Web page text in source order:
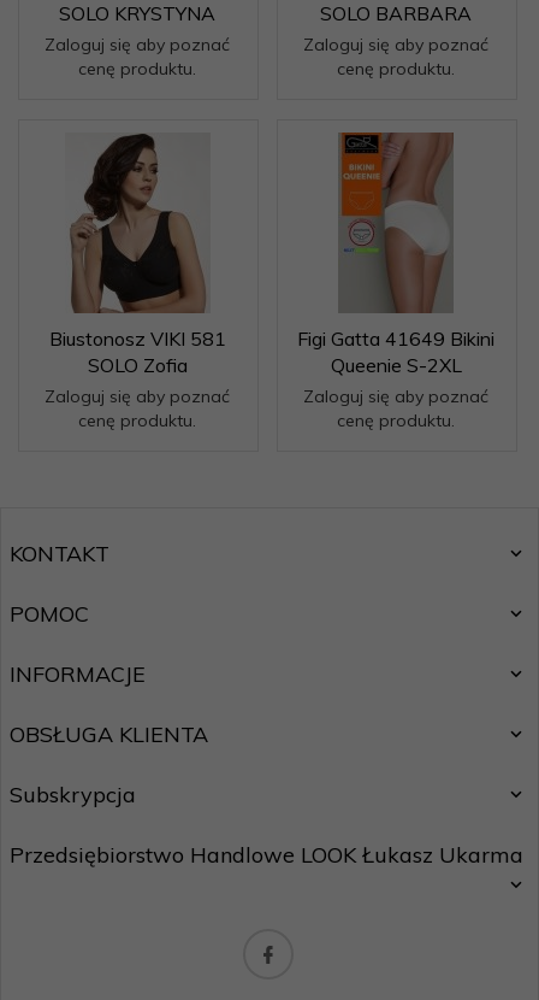
SOLO KRYSTYNA
Zaloguj się aby poznać
cenę produktu.
SOLO BARBARA
Zaloguj się aby poznać
cenę produktu.
Biustonosz VIKI 581
SOLO Zofia
Zaloguj się aby poznać
cenę produktu.
Figi Gatta 41649 Bikini
Queenie S-2XL
Zaloguj się aby poznać
cenę produktu.
KONTAKT
POMOC
INFORMACJE
OBSŁUGA KLIENTA
Subskrypcja
Przedsiębiorstwo Handlowe LOOK Łukasz Ukarma